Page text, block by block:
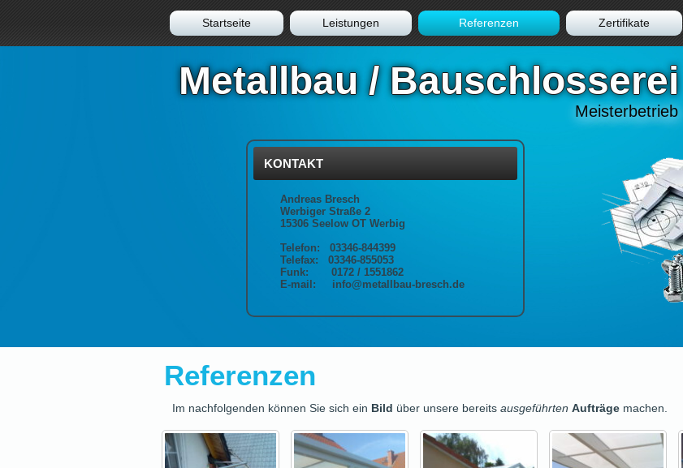
Startseite Leistungen Referenzen Zertifikate
Metallbau / Bauschlosserei
Meisterbetrieb
KONTAKT
Andreas Bresch
Werbiger Straße 2
15306 Seelow OT Werbig
Telefon: 03346-844399
Telefax: 03346-855053
Funk: 0172 / 1551862
E-mail: info@metallbau-bresch.de
Referenzen
Im nachfolgenden können Sie sich ein Bild über unsere bereits ausgeführten Aufträge machen.